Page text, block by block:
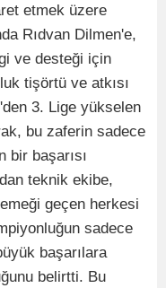
etmek üzere
Rıdvan Dilmen'e,
ve desteği için
tişörtü ve atkısı
3. Lige yükselen
bu zaferin sadece
bir başarısı
teknik ekibe,
geçen herkesi
sadece
başarılara
belirtti. Bu